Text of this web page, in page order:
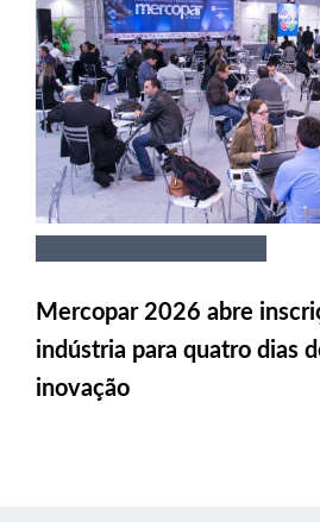
Mercopar 2026 abre
indústria para quatro dias
inovação